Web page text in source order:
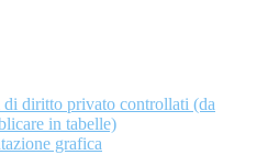
di diritto privato controllati (da
in tabelle)
grafica